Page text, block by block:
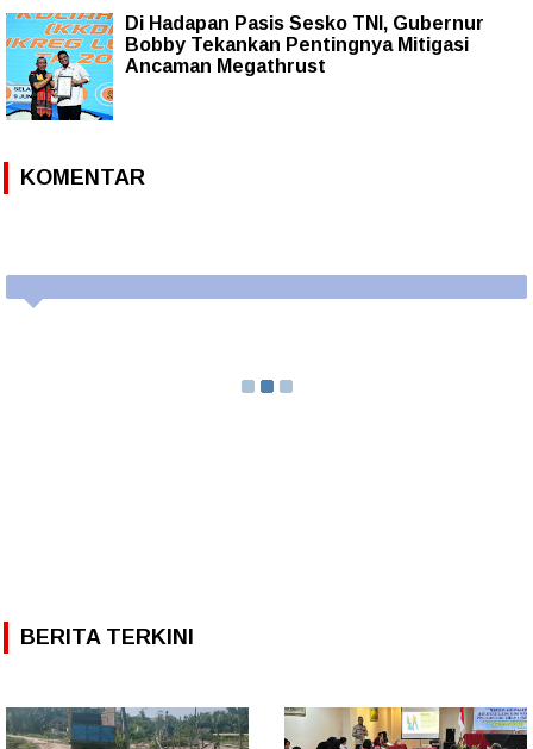
Di Hadapan Pasis Sesko TNI, Gubernur
Bobby Tekankan Pentingnya Mitigasi
Ancaman Megathrust
KOMENTAR
BERITA TERKINI